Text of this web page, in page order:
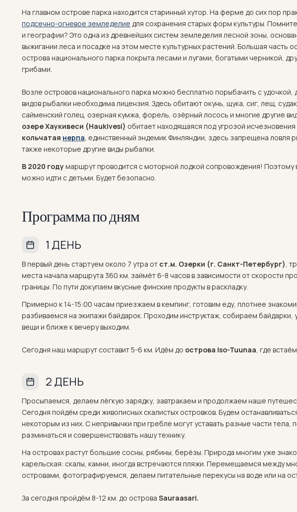
На главном острове парка находится старинный хутор. На ферме до сих пор
подсечно-огневое земледелие для сохранения старых форм культуры.
и географии? Это одна из древнейших систем земледелия лесной зоны,
выжигании леса и посадке на этом месте культурных растений. Большая часть
острова национального парка покрыта лесами и лугами, богатыми черникой,
грибами.
Возле островов национального парка можно бесплатно порыбачить с удочкой,
видов рыбалки необходима лицензия. Здесь обитают окунь, щука, сиг, лещ,
сайменский голец, озерная кумжа, форель, озёрный лосось и многие другие
озере Хаукивеси (Haukivesi) обитает находящаяся под угрозой исчезновения
кольчатая нерпа, единственный эндемик Финляндии, здесь запрещена ловля
также некоторые другие виды рыбалки.
В 2020 годумаршрут проводится с моторной лодкой сопровождения! Поэтому
можно идти с детьми. Будет безопасно.
Программа по дням
1 ДЕНЬ
В первый день стартуем около 7 утра от ст.м. Озерки (г. Санкт-Петербург),
места начала маршрута 360 км. займёт 6-8 часов в зависимости от скорости
границы. По пути докупаем вкусные финские продукты в раскладку.
Примерно к 14-15:00 часам приезжаем в кемпинг, готовим еду, плотнее
разбиваемся на экипажи байдарок. Проходим инструктаж, собираем байдарки,
вещи и ближе к вечеру выходим.
Сегодня наш маршрут составит 5-6 км. Идём до острова Iso-Tuunaa, где
2 ДЕНЬ
Просыпаемся, делаем лёгкую зарядку, завтракаем и продолжаем наше
Сегодня пойдём среди живописных скалистых островков. Будем
некоторым из них. С непривычки при гребле могут уставать разные части тела,
разминаться и совершенствовать нашу технику.
На островах растут большие сосны, рябины, берёзы. Природа многим уже
карельская: скалы, камни, иногда встречаются пляжи. Перемещаемся между
островами, фотографируемся, делаем питательные перекусы на воде или на
За сегодня пройдём 8-12 км. до острова Sauraasari.